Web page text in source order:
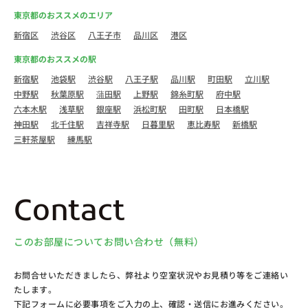
東京都のおススメのエリア
新宿区
渋谷区 八王子市 品川区 港区
東京都のおススメの駅
新宿駅
池袋駅 渋谷駅 八王子駅 品川駅 町田駅
立川駅
中野駅
秋葉原駅 蒲田駅 上野駅 錦糸町駅
府中駅
六本木駅
浅草駅 銀座駅 浜松町駅 田町駅
日本橋駅
神田駅
北千住駅 吉祥寺駅 日暮里駅 恵比寿駅
新橋駅
三軒茶屋駅
練馬駅
Contact
このお部屋についてお問い合わせ（無料）
お問合せいただきましたら、弊社より空室状況やお見積り等をご連絡い
たします。
下記フォームに必要事項をご入力の上、確認・送信にお進みください。